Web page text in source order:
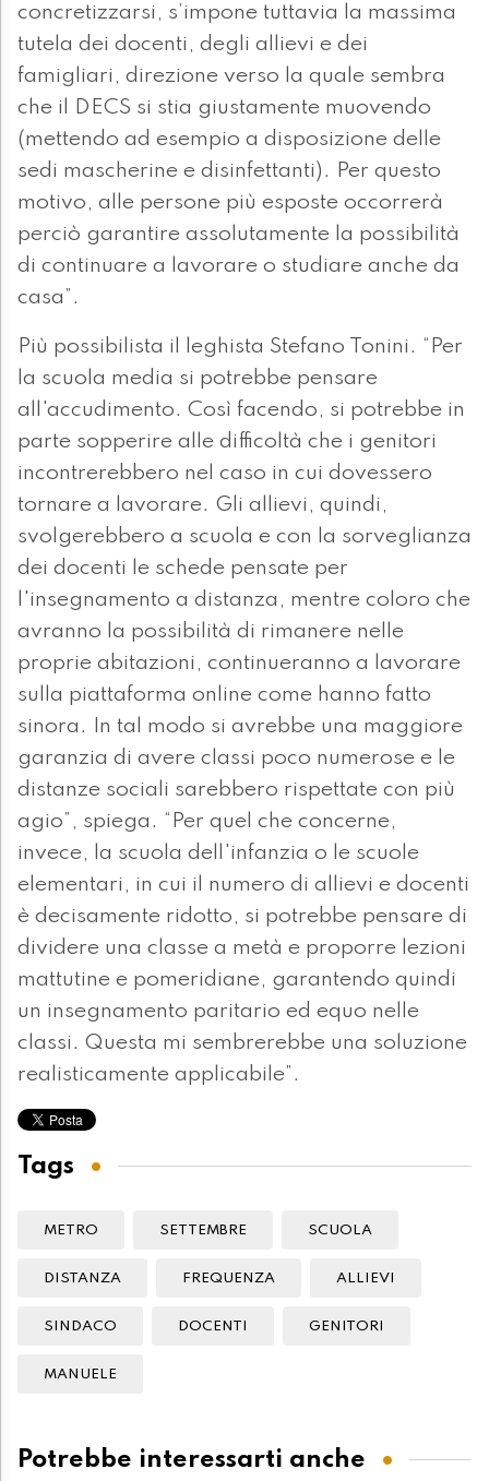
concretizzarsi, s’impone tuttavia la massima
tutela dei docenti, degli allievi e dei
famigliari, direzione verso la quale sembra
che il DECS si stia giustamente muovendo
(mettendo ad esempio a disposizione delle
sedi mascherine e disinfettanti). Per questo
motivo, alle persone più esposte occorrerà
perciò garantire assolutamente la possibilità
di continuare a lavorare o studiare anche da
casa”.
Più possibilista il leghista Stefano Tonini. “Per
la scuola media si potrebbe pensare
all'accudimento. Così facendo, si potrebbe in
parte sopperire alle difficoltà che i genitori
incontrerebbero nel caso in cui dovessero
tornare a lavorare. Gli allievi, quindi,
svolgerebbero a scuola e con la sorveglianza
dei docenti le schede pensate per
l'insegnamento a distanza, mentre coloro che
avranno la possibilità di rimanere nelle
proprie abitazioni, continueranno a lavorare
sulla piattaforma online come hanno fatto
sinora. In tal modo si avrebbe una maggiore
garanzia di avere classi poco numerose e le
distanze sociali sarebbero rispettate con più
agio”, spiega. “Per quel che concerne,
invece, la scuola dell'infanzia o le scuole
elementari, in cui il numero di allievi e docenti
è decisamente ridotto, si potrebbe pensare di
dividere una classe a metà e proporre lezioni
mattutine e pomeridiane, garantendo quindi
un insegnamento paritario ed equo nelle
classi. Questa mi sembrerebbe una soluzione
realisticamente applicabile”.
Tags
METRO SETTEMBRE SCUOLA
DISTANZA FREQUENZA ALLIEVI
SINDACO DOCENTI GENITORI
MANUELE
Potrebbe interessarti anche